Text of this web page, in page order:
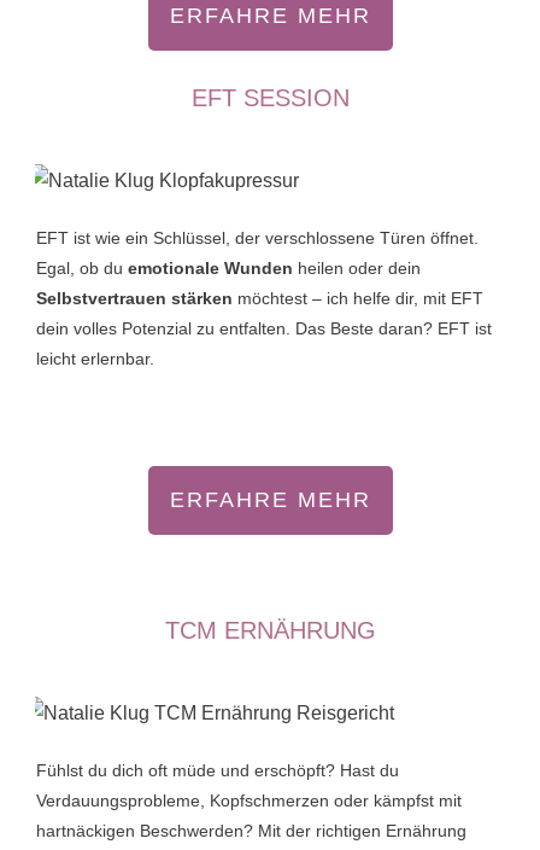
ERFAHRE MEHR
EFT SESSION
EFT ist wie ein Schlüssel, der verschlossene Türen öffnet.
Egal, ob du emotionale Wunden heilen oder dein
Selbstvertrauen stärken möchtest – ich helfe dir, mit EFT
dein volles Potenzial zu entfalten. Das Beste daran? EFT ist
leicht erlernbar.
ERFAHRE MEHR
TCM ERNÄHRUNG
Fühlst du dich oft müde und erschöpft? Hast du
Verdauungsprobleme, Kopfschmerzen oder kämpfst mit
hartnäckigen Beschwerden? Mit der richtigen Ernährung